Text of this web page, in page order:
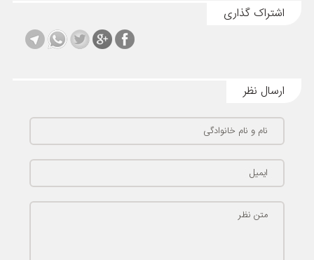
اشتراک گذاری
ارسال نظر
نام و نام خانوادگی
ایمیل
متن نظر